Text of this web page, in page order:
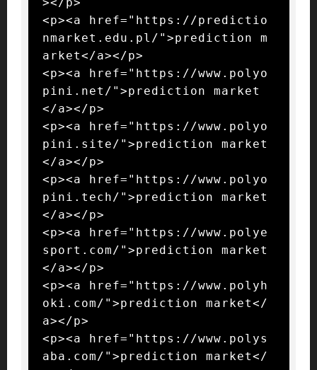
></p>
<p><a href="https://predictio
nmarket.edu.pl/">prediction m
arket</a></p>
<p><a href="https://www.polyo
pini.net/">prediction market
</a></p>
<p><a href="https://www.polyo
pini.site/">prediction market
</a></p>
<p><a href="https://www.polyo
pini.tech/">prediction market
</a></p>
<p><a href="https://www.polye
sport.com/">prediction market
</a></p>
<p><a href="https://www.polyh
oki.com/">prediction market</
a></p>
<p><a href="https://www.polys
aba.com/">prediction market</